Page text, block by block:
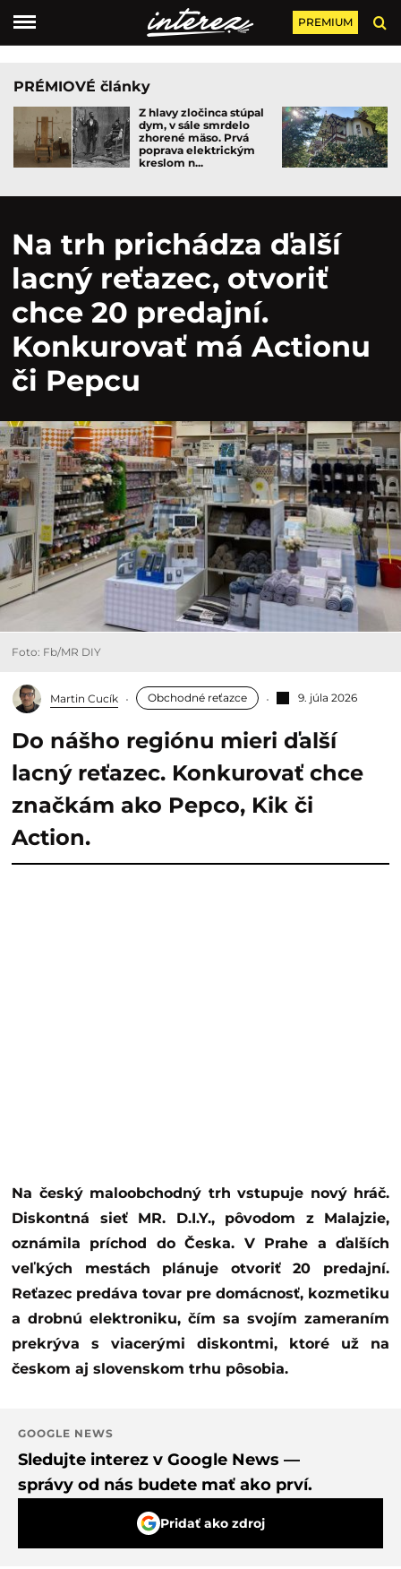
PREMIUM
PRÉMIOVÉ články
Z hlavy zločinca stúpal
dym, v sále smrdelo
zhorené mäso. Prvá
poprava elektrickým
kreslom n...
Na trh prichádza ďalší
lacný reťazec, otvoriť
chce 20 predajní.
Konkurovať má Actionu
či Pepcu
Foto: Fb/MR DIY
Martin Cucík Obchodné reťazce 9. júla 2026
Do nášho regiónu mieri ďalší
lacný reťazec. Konkurovať chce
značkám ako Pepco, Kik či
Action.
Na český maloobchodný trh vstupuje nový hráč.
Diskontná sieť MR. D.I.Y., pôvodom z Malajzie,
oznámila príchod do Česka. V Prahe a ďalších
veľkých mestách plánuje otvoriť 20 predajní.
Reťazec predáva tovar pre domácnosť, kozmetiku
a drobnú elektroniku, čím sa svojím zameraním
prekrýva s viacerými diskontmi, ktoré už na
českom aj slovenskom trhu pôsobia.
GOOGLE NEWS
Sledujte interez v Google News —
správy od nás budete mať ako prví.
Pridať ako zdroj